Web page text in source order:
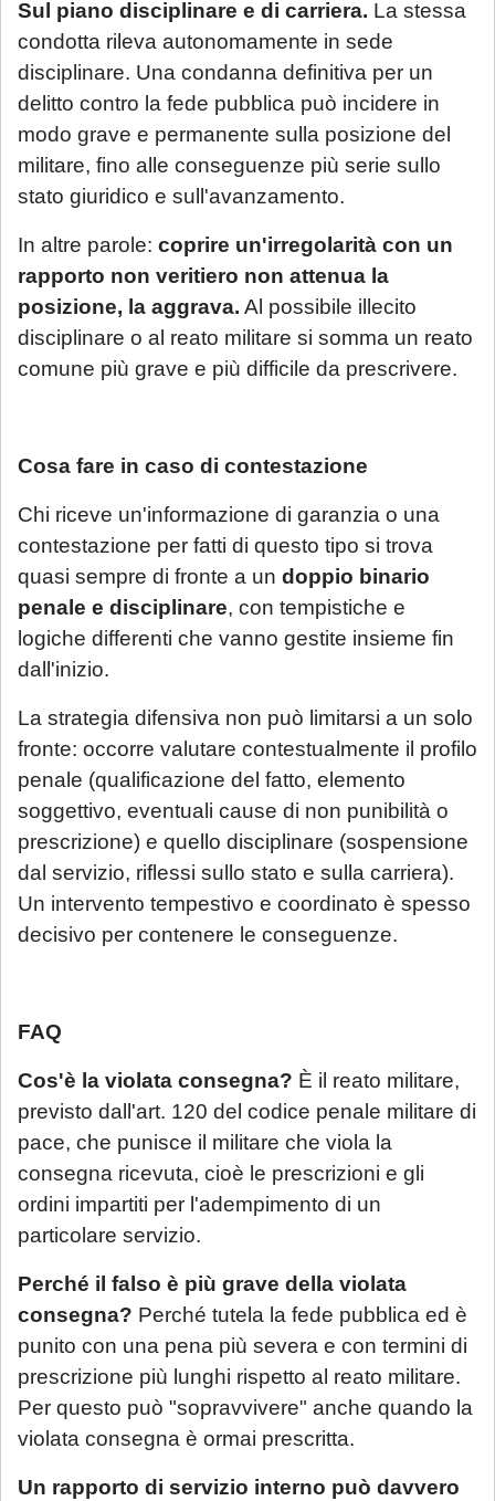
Sul piano disciplinare e di carriera. La stessa
condotta rileva autonomamente in sede
disciplinare. Una condanna definitiva per un
delitto contro la fede pubblica può incidere in
modo grave e permanente sulla posizione del
militare, fino alle conseguenze più serie sullo
stato giuridico e sull'avanzamento.
In altre parole: coprire un'irregolarità con un
rapporto non veritiero non attenua la
posizione, la aggrava. Al possibile illecito
disciplinare o al reato militare si somma un reato
comune più grave e più difficile da prescrivere.
Cosa fare in caso di contestazione
Chi riceve un'informazione di garanzia o una
contestazione per fatti di questo tipo si trova
quasi sempre di fronte a un doppio binario
penale e disciplinare, con tempistiche e
logiche differenti che vanno gestite insieme fin
dall'inizio.
La strategia difensiva non può limitarsi a un solo
fronte: occorre valutare contestualmente il profilo
penale (qualificazione del fatto, elemento
soggettivo, eventuali cause di non punibilità o
prescrizione) e quello disciplinare (sospensione
dal servizio, riflessi sullo stato e sulla carriera).
Un intervento tempestivo e coordinato è spesso
decisivo per contenere le conseguenze.
FAQ
Cos'è la violata consegna? È il reato militare,
previsto dall'art. 120 del codice penale militare di
pace, che punisce il militare che viola la
consegna ricevuta, cioè le prescrizioni e gli
ordini impartiti per l'adempimento di un
particolare servizio.
Perché il falso è più grave della violata
consegna? Perché tutela la fede pubblica ed è
punito con una pena più severa e con termini di
prescrizione più lunghi rispetto al reato militare.
Per questo può "sopravvivere" anche quando la
violata consegna è ormai prescritta.
Un rapporto di servizio interno può davvero
da parte dello Studio, che indicherà le
modalità di gestione.
Se è già cliente dello Studio, le richieste
non strettamente urgenti (aggiornamenti
sullo stato della pratica, quesiti generali,
gestione adempimenti processuali
rinviabili) saranno prese in carico al rientro,
a partire dal 1° settembre 2026.